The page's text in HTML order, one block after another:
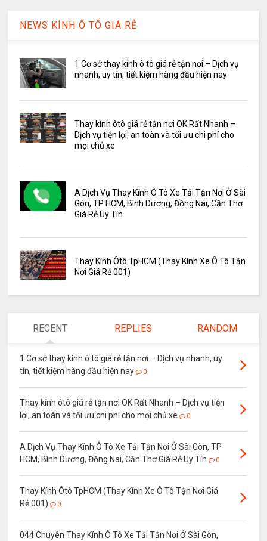
NEWS KÍNH Ô TÔ GIÁ RẺ
1 Cơ sở thay kính ô tô giá rẻ tận nơi – Dịch vụ
nhanh, uy tín, tiết kiệm hàng đầu hiện nay
Thay kính ôtô giá rẻ tận nơi OK Rất Nhanh –
Dịch vụ tiện lợi, an toàn và tối ưu chi phí cho
mọi chủ xe
A Dịch Vụ Thay Kính Ô Tô Xe Tải Tận Nơi Ở Sài
Gòn, TP HCM, Bình Dương, Đồng Nai, Cần Thơ
Giá Rẻ Uy Tín
Thay Kính Ôtô TpHCM (Thay Kính Xe Ô Tô Tận
Nơi Giá Rẻ 001)
RECENT REPLIES RANDOM
1 Cơ sở thay kính ô tô giá rẻ tận nơi – Dịch vụ nhanh, uy
tín, tiết kiệm hàng đầu hiện nay
0
Thay kính ôtô giá rẻ tận nơi OK Rất Nhanh – Dịch vụ tiện
lợi, an toàn và tối ưu chi phí cho mọi chủ xe
0
A Dịch Vụ Thay Kính Ô Tô Xe Tải Tận Nơi Ở Sài Gòn, TP
HCM, Bình Dương, Đồng Nai, Cần Thơ Giá Rẻ Uy Tín
0
Thay Kính Ôtô TpHCM (Thay Kính Xe Ô Tô Tận Nơi Giá
Rẻ 001)
0
044 Chuyên Thay Kính Ô Tô Xe Tải Tận Nơi Ở Sài Gòn,